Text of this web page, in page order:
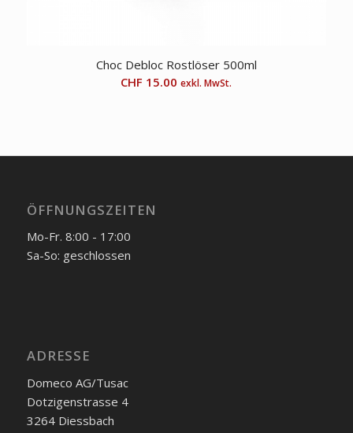
Choc Debloc Rostlöser 500ml
CHF 15.00 exkl. MwSt.
ÖFFNUNGSZEITEN
Mo-Fr. 8:00 - 17:00
Sa-So: geschlossen
ADRESSE
Domeco AG/Tusac
Dotzigenstrasse 4
3264 Diessbach